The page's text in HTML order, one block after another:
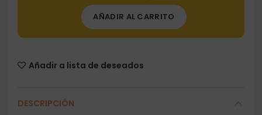
AÑADIR AL CARRITO
Añadir a lista de deseados
DESCRIPCIÓN